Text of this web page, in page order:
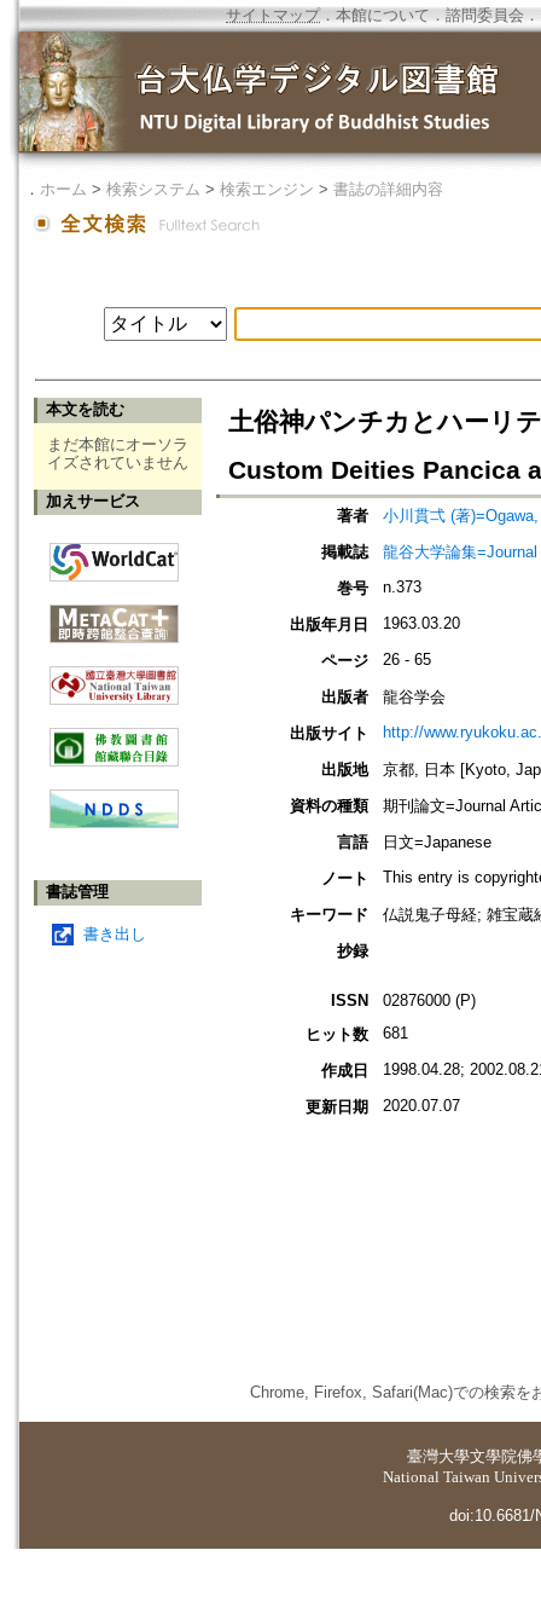
サイトマップ．本館について ． 諮問委員会 ．
． ホーム > 検索システム > 検索エンジン > 書誌の詳細内容
本文を読む
まだ本館にオーソラ
イズされていません
加えサービス
書誌管理
書き出し
土俗神パンチカとハーリ
Custom Deities Pancica
著者
小川貫弌 (著
掲載誌
龍谷大学論集
巻号
n.373
出版年月日 1963.03.20
ページ 26 - 65
出版者
龍谷学会
出版サイト
http://
出版地
京都, 日本 [Kyoto,
資料の種類
期刊論文=Journal
言語
日文=Japanese
ノート
This entry is
キーワード
仏説鬼子母経; 雑宝蔵
抄録
ISSN
02876000 (P)
ヒット数
681
作成日 1998.04.28;
更新日期 2020.07.07
Chrome, Firefox, Safari(Mac)での検索を
臺灣大學文學院佛
National Taiwan
doi:10.6681/